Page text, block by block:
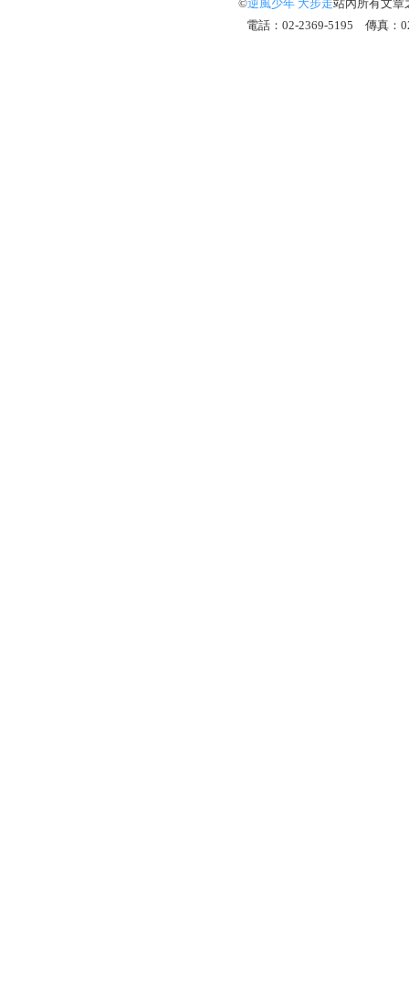
©逆風少年 大步走站內所有文章
電話：02-2369-5195 傳真：